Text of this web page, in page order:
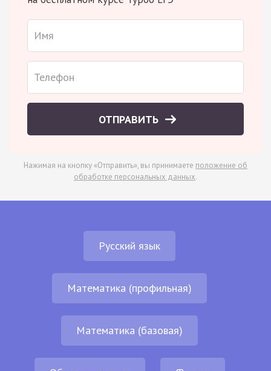
ОТПРАВИТЬ
Нажимая на кнопку «Отправить», вы принимаете положение об
обработке персональных данных.
Русский язык
Математика (профильная)
Математика (базовая)